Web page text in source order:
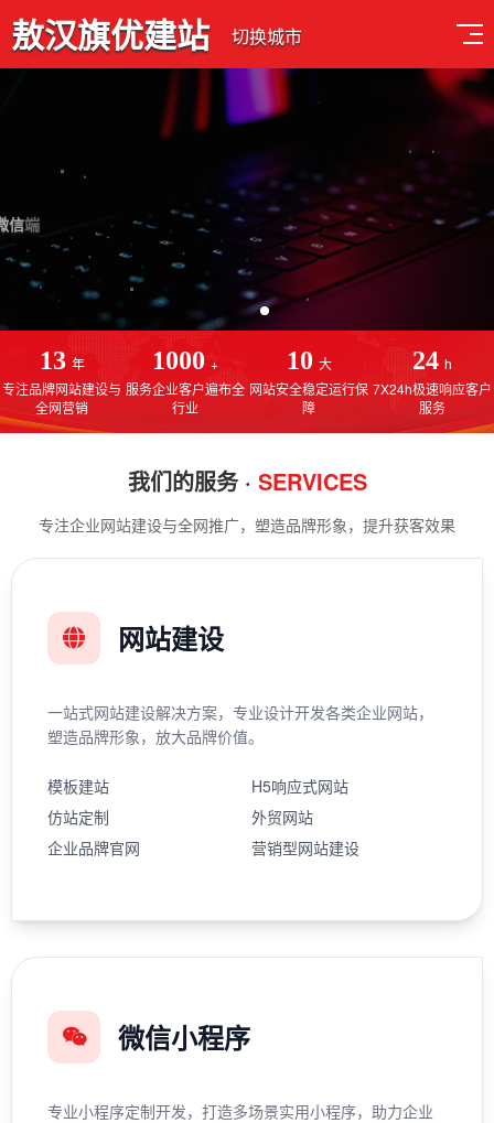
敖汉旗优建站 切换城市
品质设计 用心服务
免费售后服务，线上一对一指导操作，建站更简单
13 年
专注品牌网站建设与
全网营销
1000 +
服务企业客户遍布全
行业
10 大
网站安全稳定运行保
障
24 h
7X24h极速响应客户
服务
我们的服务 · SERVICES
专注企业网站建设与全网推广，塑造品牌形象，提升获客效果
网站建设
一站式网站建设解决方案，专业设计开发各类企业网站，
塑造品牌形象，放大品牌价值。
模板建站
H5响应式网站
仿站定制
外贸网站
企业品牌官网
营销型网站建设
微信小程序
专业小程序定制开发，打造多场景实用小程序，助力企业